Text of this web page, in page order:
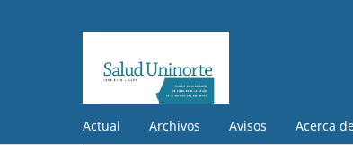
Actual Archivos Avisos Acerca